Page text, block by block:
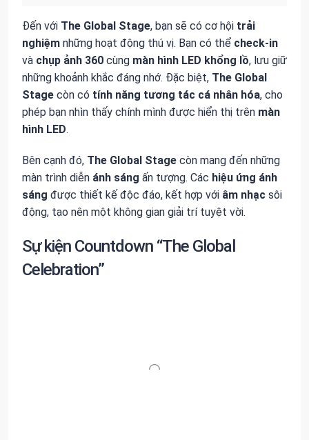
Đến với The Global Stage, bạn sẽ có cơ hội trải
nghiệm những hoạt động thú vị. Bạn có thể check-in
và chụp ảnh 360 cùng màn hình LED khổng lồ, lưu giữ
những khoảnh khắc đáng nhớ. Đặc biệt, The Global
Stage còn có tính năng tương tác cá nhân hóa, cho
phép bạn nhìn thấy chính mình được hiển thị trên màn
hình LED.
Bên cạnh đó, The Global Stage còn mang đến những
màn trình diễn ánh sáng ấn tượng. Các hiệu ứng ánh
sáng được thiết kế độc đáo, kết hợp với âm nhạc sôi
động, tạo nên một không gian giải trí tuyệt vời.
Sự kiện Countdown “The Global
Celebration”